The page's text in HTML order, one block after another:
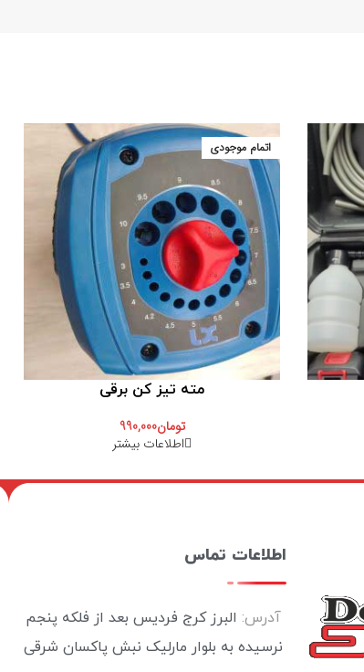
اتمام موجودی
مته تیز کن برقی
تومان990,000
اطلاعات بیشتر
اطلاعات تماس
آدرس: البرز کرج فردیس بعد از فلکه پنجم
نرسیده به بلوار مارلیک نبش پاکسان شرقی